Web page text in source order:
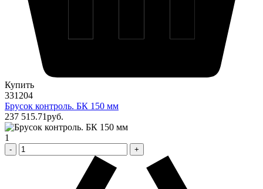
Купить
331204
Брусок контроль. БК 150 мм
237 515.71pуб.
1